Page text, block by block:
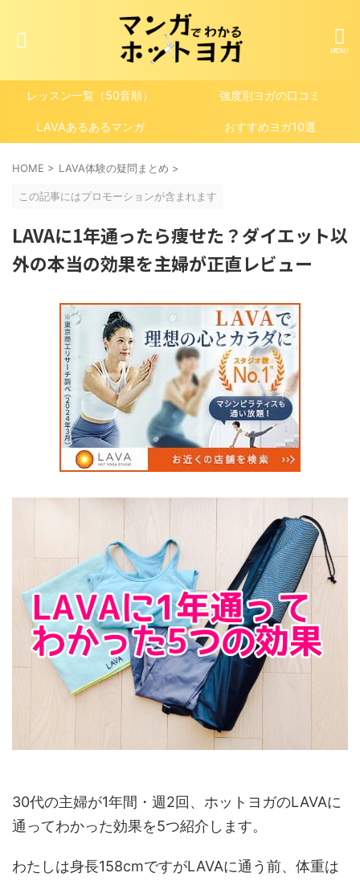
レッスン一覧（50音順） 強度別ヨガの口コミ
LAVAあるあるマンガ おすすめヨガ10選
HOME > LAVA体験の疑問まとめ >
この記事にはプロモーションが含まれます
LAVAに1年通ったら痩せた？ダイエット以
外の本当の効果を主婦が正直レビュー
30代の主婦が1年間・週2回、ホットヨガのLAVAに
通ってわかった効果を5つ紹介します。
わたしは身長158cmですがLAVAに通う前、体重は